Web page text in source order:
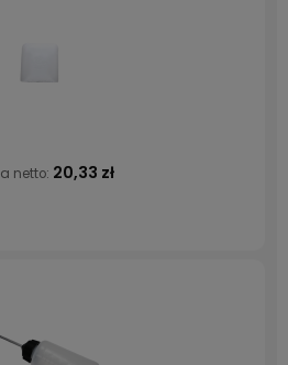
netto: 20,33 zł